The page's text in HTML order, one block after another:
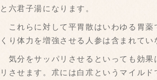
と六君子湯になります。
これらに対して平胃散はいわゆる胃薬
くり体力を増強させる人参は含まれて
気分をサッパリさせるといっても効果
リさせます。朮には白朮というマイル